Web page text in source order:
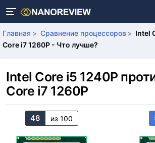
Главная Сравнение процессоров
Intel
Core i7 1260P - Что лучше?
Intel Core i5 1240P
Core i7 1260P
48 из 100